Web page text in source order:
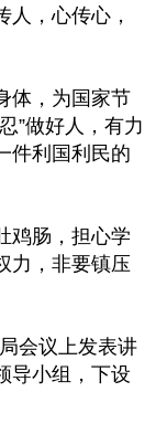
人，心传心，
体，为国家节
”做好人，有力
件利国利民的
鸡肠，担心学
力，非要镇压
会议上发表讲
导小组，下设